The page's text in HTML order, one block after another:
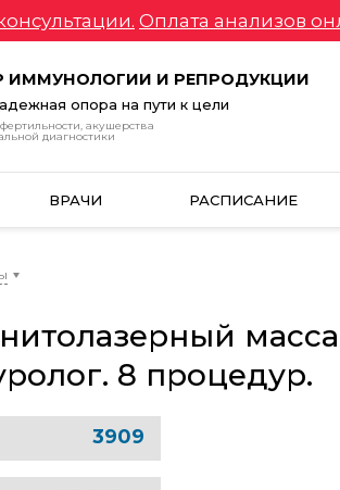
Оплата анализов
ИММУНОЛОГИИ И РЕПРОДУКЦИИ
опора на пути к цели
акушерства
диагностики
ВРАЧИ РАСПИСАНИЕ
8 процедур.
3909